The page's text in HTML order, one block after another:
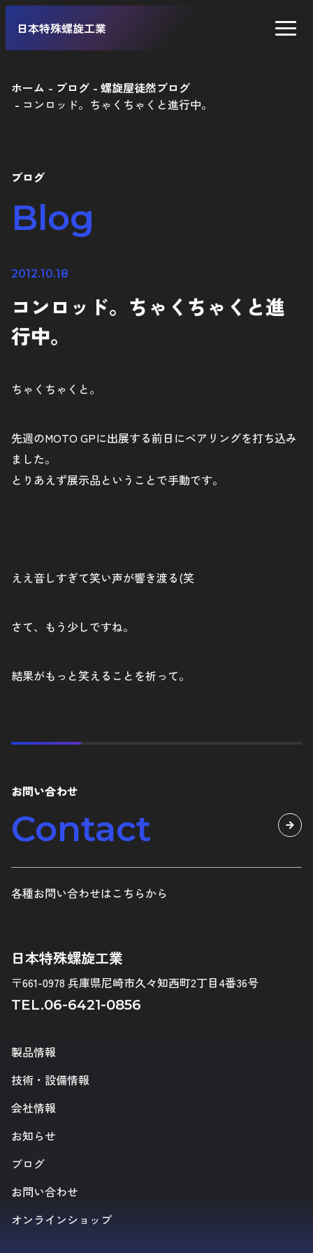
日本特殊螺旋工業
自転車
工業製品
ホーム ブログ
螺旋屋徒然ブログ
コンロッド。ちゃくちゃくと進行中。
ブログ
Blog
2012.10.18
コンロッド。ちゃくちゃくと進
行中。
ちゃくちゃくと。
先週のMOTO GPに出展する前日にベアリングを打ち込み
ました。
とりあえず展示品ということで手動です。
ええ音しすぎて笑い声が響き渡る(笑
さて、もう少しですね。
結果がもっと笑えることを祈って。
お問い合わせ
Contact
各種お問い合わせはこちらから
日本特殊螺旋工業
〒661-0978 兵庫県尼崎市久々知西町2丁目4番36号
TEL.06-6421-0856
製品情報
技術・設備情報
会社情報
お知らせ
ブログ
お問い合わせ
オンラインショップ